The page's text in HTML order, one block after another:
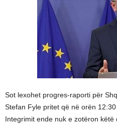
Sot lexohet progres-raporti për
Stefan Fyle pritet që në orën
Integrimit ende nuk e zotëron këtë